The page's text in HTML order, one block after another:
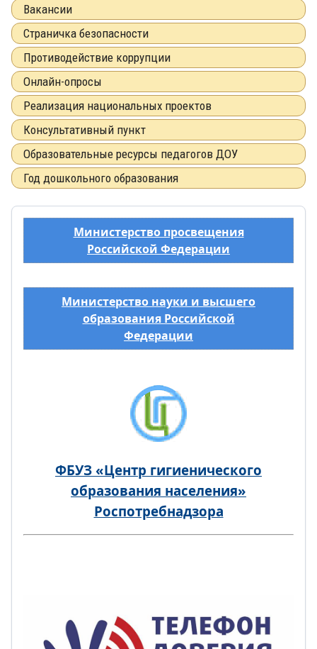
Вакансии
Страничка безопасности
Противодействие коррупции
Онлайн-опросы
Реализация национальных проектов
Консультативный пункт
Образовательные ресурсы педагогов ДОУ
Год дошкольного образования
Министерство просвещения
Российской Федерации
Министерство науки и высшего
образования Российской
Федерации
ФБУЗ «Центр гигиенического
образования населения»
Роспотребнадзора